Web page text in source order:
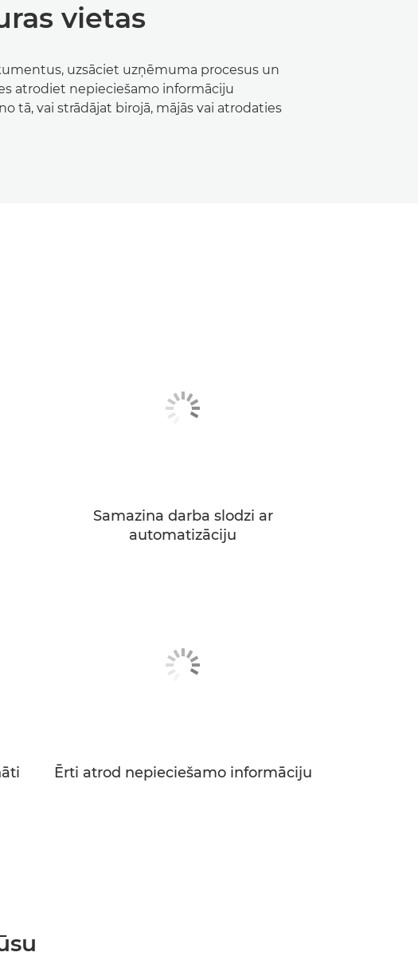
vietas
uzsāciet uzņēmuma procesus un
atrodiet nepieciešamo informāciju
tā, vai strādājat birojā, mājās vai atrodaties
Samazina darba slodzi ar
automatizāciju
Ērti atrod nepieciešamo informāciju